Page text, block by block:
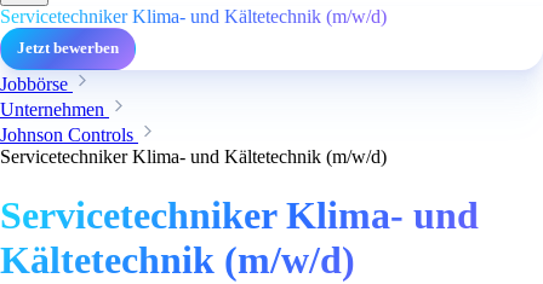
Servicetechniker Klima- und Kältetechnik (m/w/d)
Jetzt bewerben
Jobbörse
Unternehmen
Johnson Controls
Servicetechniker Klima- und Kältetechnik (m/w/d)
Servicetechniker Klima- und
Kältetechnik (m/w/d)